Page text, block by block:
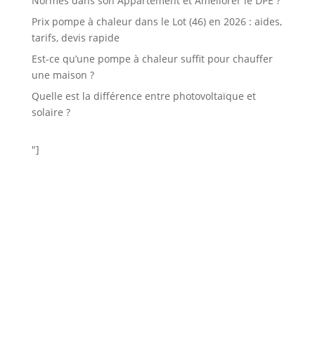
Prix pompe à chaleur dans le Lot (46) en 2026 : aides,
tarifs, devis rapide
Est-ce qu’une pompe à chaleur suffit pour chauffer
une maison ?
Quelle est la différence entre photovoltaïque et
solaire ?
"]